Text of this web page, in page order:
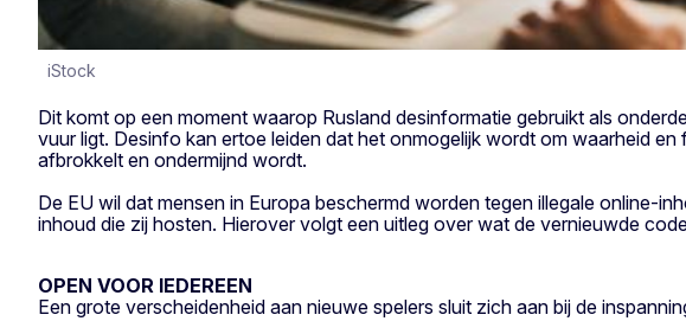
iStock
Dit komt op een moment waarop Rusland desinformatie gebruikt als
vuur ligt. Desinfo kan ertoe leiden dat het onmogelijk wordt om waarheid
afbrokkelt en ondermijnd wordt.
De EU wil dat mensen in Europa beschermd worden tegen illegale online-
inhoud die zij hosten. Hierover volgt een uitleg over wat de vernieuwde
OPEN VOOR IEDEREEN
Een grote verscheidenheid aan nieuwe spelers sluit zich aan bij de